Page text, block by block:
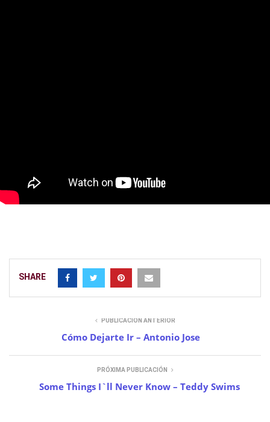
SHARE
PUBLICACIÓN ANTERIOR
Cómo Dejarte Ir – Antonio Jose
PRÓXIMA PUBLICACIÓN
Some Things I`ll Never Know – Teddy Swims